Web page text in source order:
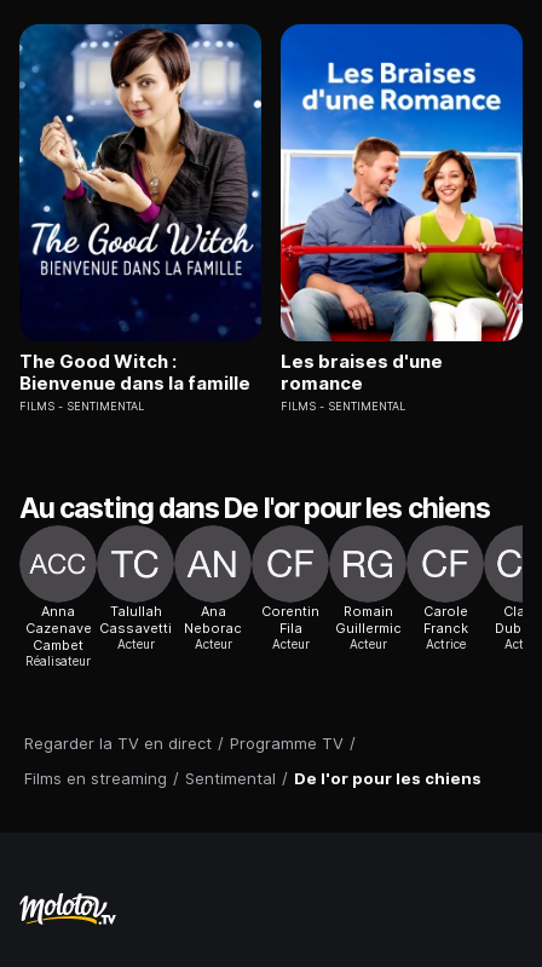
Regarder la TV en direct / Programme TV /
Films en streaming / Sentimental / De l'or pour les chiens
The Good Witch :
Bienvenue dans la famille
FILMS SENTIMENTAL
Les braises d'une
romance
FILMS SENTIMENTAL
Au casting dans De l'or pour les chiens
Anna
Cazenave
Cambet
Réalisateur
Talullah
Cassavetti
Acteur
Ana
Neborac
Acteur
Corentin
Fila
Acteur
Romain
Guillermic
Acteur
Carole
Franck
Actrice
Claire
Acteur